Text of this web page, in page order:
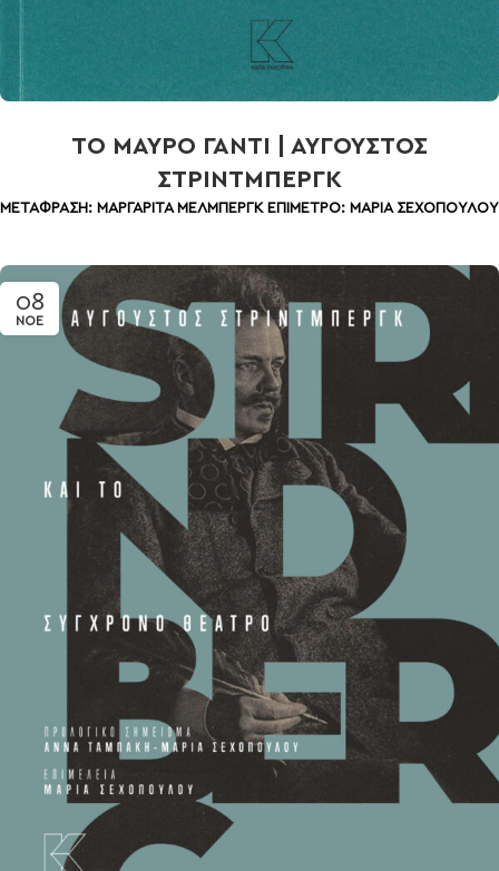
ΤΟ ΜΑΥΡΟ ΓΑΝΤΙ | ΑΥΓΟΥΣΤΟΣ
ΣΤΡΙΝΤΜΠΕΡΓΚ
ΜΕΤΑΦΡΑΣΗ: ΜΑΡΓΑΡΙΤΑ ΜΕΛΜΠΕΡΓΚ ΕΠΙΜΕΤΡΟ: ΜΑΡΙΑ ΣΕΧΟΠΟΥΛΟΥ
08
ΝΟΈ